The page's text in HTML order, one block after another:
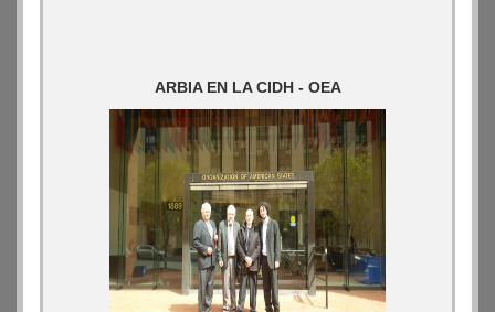
ARBIA EN LA CIDH - OEA